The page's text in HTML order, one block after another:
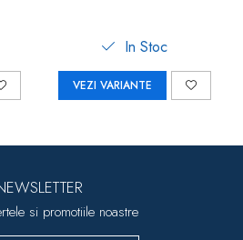
In Stoc
VEZI VARIANTE
si promotiile noastre